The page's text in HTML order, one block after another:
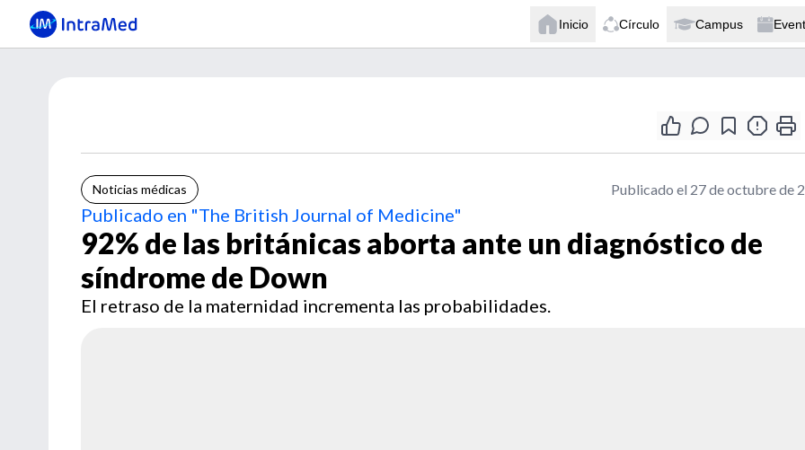
Inicio Círculo Campus
Noticias médicas Publicado el 27 de octubre de
Publicado en "The British Journal of Medicine"
92% de las británicas aborta ante un diagnóstico de
síndrome de Down
El retraso de la maternidad incrementa las probabilidades.